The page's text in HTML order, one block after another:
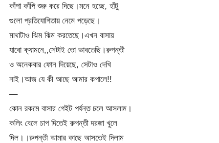
কাঁপা কাঁপি শুরু করে দিছে।মনে হচ্ছে, হাঁটু
গুলো প্রতিযোগিতায় নেমে পড়েছে।
মাথাটাও ঝিম ঝিম করতেছে।এখন বাসায়
যাবো ক্যামনে,,সেটাই তো ভাবতেছি।রুপন্তী
ও অনেকবার ফোন দিয়েছে, সেটাও দেখি
নাই।আজ যে কী আছে আমার কপালে!!
—
কোন রকমে বাসার গেইট পর্যন্ত চলে আসলাম।
কলিং বেলে চাপ দিতেই রুপন্তী দরজা খুলে
দিল।।রুপন্তী আমার কাছে আসতেই দিলাম